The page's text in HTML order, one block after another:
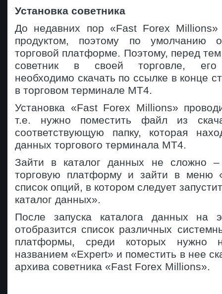
Установка советника
До недавних пор «Fast Forex Millions»
продуктом, поэтому по умолчанию
торговой платформе. Поэтому, перед
советник в своей торговле, его
необходимо скачать по ссылке в конце
в торговом терминале MT4.
Установка «Fast Forex Millions»
т.е. нужно поместить файл из
соответствующую папку, которая
данных торгового терминала MT4.
Зайти в каталог данных не сложно –
торговую платформу и зайти в меню
список опций, в котором следует
каталог данных».
После запуска каталога данных на
отобразится список различных
платформы, среди которых нужно
названием «Expert» и поместить в нее
архива советника «Fast Forex Millions».